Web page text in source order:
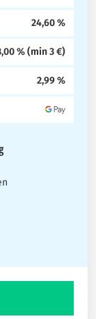
24,60 %
% (min 3 €)
2,99 %